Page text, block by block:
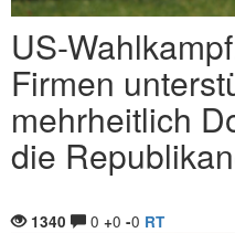
US-
Firmen
mehrheitlich
die
1340 0 +0 -0 RT